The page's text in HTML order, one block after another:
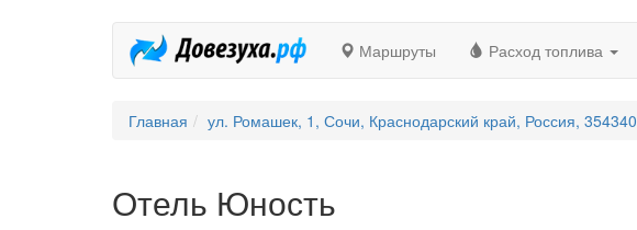
Маршруты Расход топлива
Главная ул. Ромашек, 1, Сочи, Краснодарский край, Россия, 354340
Отель Юность